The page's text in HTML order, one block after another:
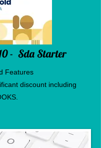
- Sda Starter
Features
discount including